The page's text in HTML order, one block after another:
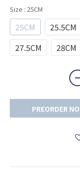
Size : 25CM
25CM 25.5CM
27.5CM
28CM
PREORDER